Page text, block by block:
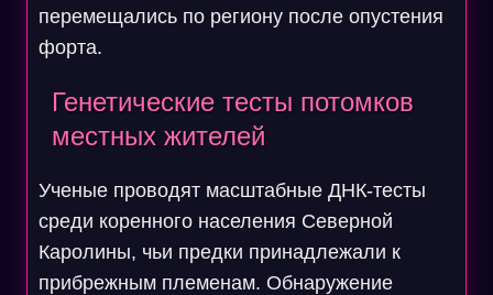
перемещались по региону после опустения
форта.
Генетические тесты потомков
местных жителей
Ученые проводят масштабные ДНК-тесты
среди коренного населения Северной
Каролины, чьи предки принадлежали к
прибрежным племенам. Обнаружение